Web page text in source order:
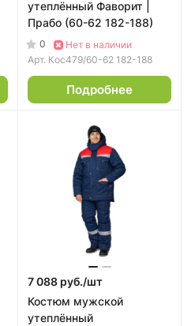
утеплённый Фаворит |
Прабо (60-62 182-188)
0
Нет в наличии
Арт. Кос479/60-62 182-188
Подробнее
7 088 руб./шт
Костюм мужской
утеплённый